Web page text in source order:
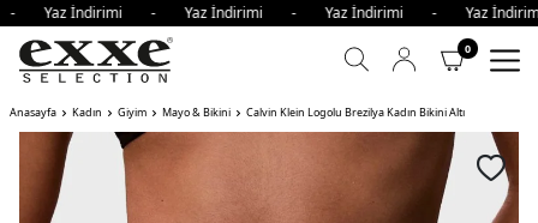
Yaz İndirimi - Yaz İndirimi - Yaz İndirimi - Yaz
0
Anasayfa Kadın Giyim Mayo & Bikini Calvin Klein Logolu Brezilya Kadın Bikini Altı